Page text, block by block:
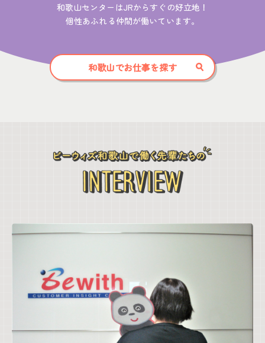
和歌山センターはJRからすぐの好立地！
個性あふれる 仲間が働いています。
和歌山でお仕事を探す